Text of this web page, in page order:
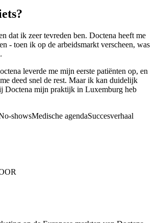
dat ik zeer tevreden ben. Doctena heeft me
- toen ik op de arbeidsmarkt verscheen, was
leverde me mijn eerste patiënten op, en
deed snel de rest. Maar ik kan duidelijk
Doctena mijn praktijk in Luxemburg heb
showsMedische agendaSuccesverhaal